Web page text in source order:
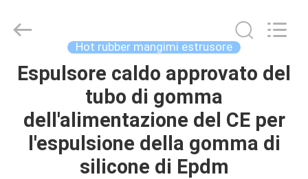
CASA
PRODOTTI
Running
Machine
Rights
Reserved.
Hot rubber mangimi estrusore
Espulsore caldo approvato del
tubo di gomma
dell'alimentazione del CE per
l'espulsione della gomma di
silicone di Epdm